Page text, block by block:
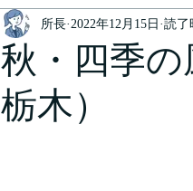
秋・四季の
栃木）
所長 2022年12月15日 読了